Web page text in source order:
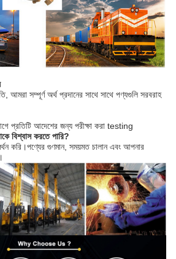
আমরা সম্পূর্ণ অর্থ প্রদানের সাথে সাথে পণ্যগুলি সরবরাহ
প্রতিটি আদেশের জন্য পরীক্ষা করা testing
বিশ্বাস করতে পারি?
করি।পণ্যের গুণমান, সময়মত চালান এবং আপনার